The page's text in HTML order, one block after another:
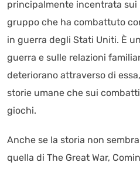
principalmente incentrata sui
gruppo che ha combattuto
in guerra degli Stati Uniti. È
guerra e sulle relazioni
deteriorano attraverso di
storie umane che sui
giochi.
Anche se la storia non
quella di The Great War,